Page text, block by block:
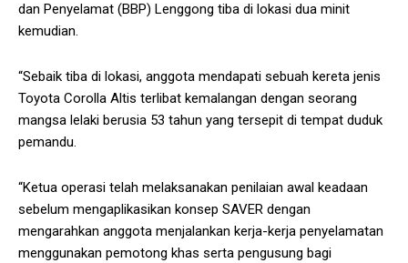
dan Penyelamat (BBP) Lenggong tiba di lokasi dua minit
kemudian.
“Sebaik tiba di lokasi, anggota mendapati sebuah kereta jenis
Toyota Corolla Altis terlibat kemalangan dengan seorang
mangsa lelaki berusia 53 tahun yang tersepit di tempat duduk
pemandu.
“Ketua operasi telah melaksanakan penilaian awal keadaan
sebelum mengaplikasikan konsep SAVER dengan
mengarahkan anggota menjalankan kerja-kerja penyelamatan
menggunakan pemotong khas serta pengusung bagi